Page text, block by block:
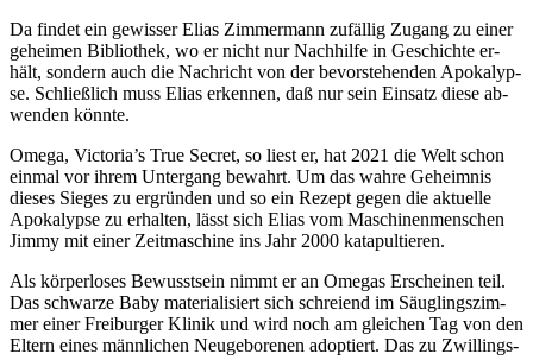
Da fin­det ein ge­wis­ser Eli­as Zim­mer­mann zu­fäl­lig Zu­gang zu ei­ner
ge­hei­men Bi­blio­thek, wo er nicht nur Nach­hil­fe in Ge­schich­te er­
hält, son­dern auch die Nach­richt von der be­vor­ste­hen­den Apo­ka­lyp­
se. Schließ­lich muss Eli­as er­ken­nen, daß nur sein Ein­satz die­se ab­
wen­den könnte.
Ome­ga, Victoria’s True Se­cret, so liest er, hat 2021 die Welt schon
ein­mal vor ih­rem Un­ter­gang be­wahrt. Um das wah­re Ge­heim­nis
die­ses Sie­ges zu er­grün­den und so ein Re­zept ge­gen die ak­tu­el­le
Apo­ka­lyp­se zu er­hal­ten, lässt sich Eli­as vom Ma­schi­nen­men­schen
Jim­my mit ei­ner Zeit­ma­schi­ne ins Jahr 2000 katapultieren.
Als kör­per­lo­ses Be­wusst­sein nimmt er an Ome­gas Er­schei­nen teil.
Das schwar­ze Ba­by ma­te­ria­li­siert sich schrei­end im Säug­lings­zim­
mer ei­ner Frei­bur­ger Kli­nik und wird noch am glei­chen Tag von den
El­tern ei­nes männ­li­chen Neu­ge­bo­re­nen ad­op­tiert. Das zu Zwil­lings­